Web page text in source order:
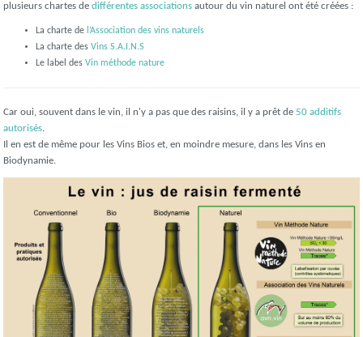
plusieurs chartes de différentes associations autour du vin naturel ont été créées :
La charte de l’Association des vins naturels
La charte des Vins S.A.I.N.S
Le label des Vin méthode nature
Car oui, souvent dans le vin, il n'y a pas que des raisins, il y a prêt de 50 additifs
autorisés.
Il en est de même pour les Vins Bios et, en moindre mesure, dans les Vins en
Biodynamie.